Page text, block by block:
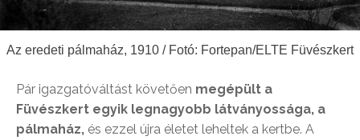
Az eredeti pálmaház, 1910 / Fotó: Fortepan/ELTE Füvészkert
Pár igazgatóváltást követően megépült a
Füvészkert egyik legnagyobb látványossága, a
pálmaház, és ezzel újra életet leheltek a kertbe. A